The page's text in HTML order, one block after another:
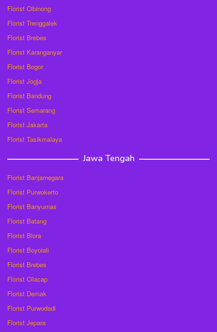
Florist Cibinong
Florist Trenggalek
Florist Brebes
Florist Karanganyar
Florist Bogor
Florist Jogja
Florist Bandung
Florist Semarang
Florist Jakarta
Florist Tasikmalaya
Jawa Tengah
Florist Banjarnegara
Florist Purwokerto
Florist Banyumas
Florist Batang
Florist Blora
Florist Boyolali
Florist Brebes
Florist Cilacap
Florist Demak
Florist Purwodadi
Florist Jepara